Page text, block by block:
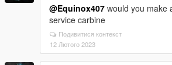
@Equinox407 would you make
service carbine
Подивитися контекст
12 Лютого 2023